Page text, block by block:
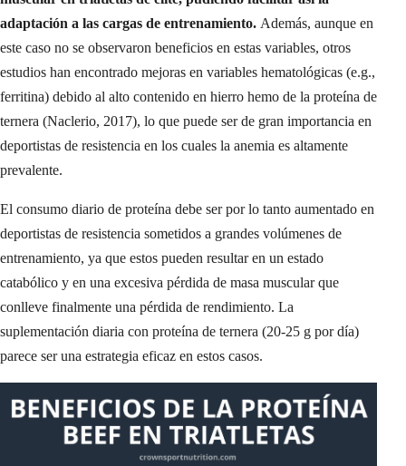
adaptación a las cargas de entrenamiento. Además, aunque en
este caso no se observaron beneficios en estas variables, otros
estudios han encontrado mejoras en variables hematológicas (e.g.,
ferritina) debido al alto contenido en hierro hemo de la proteína de
ternera (Naclerio, 2017), lo que puede ser de gran importancia en
deportistas de resistencia en los cuales la anemia es altamente
prevalente.
El consumo diario de proteína debe ser por lo tanto aumentado en
deportistas de resistencia sometidos a grandes volúmenes de
entrenamiento, ya que estos pueden resultar en un estado
catabólico y en una excesiva pérdida de masa muscular que
conlleve finalmente una pérdida de rendimiento. La
suplementación diaria con proteína de ternera (20-25 g por día)
parece ser una estrategia eficaz en estos casos.